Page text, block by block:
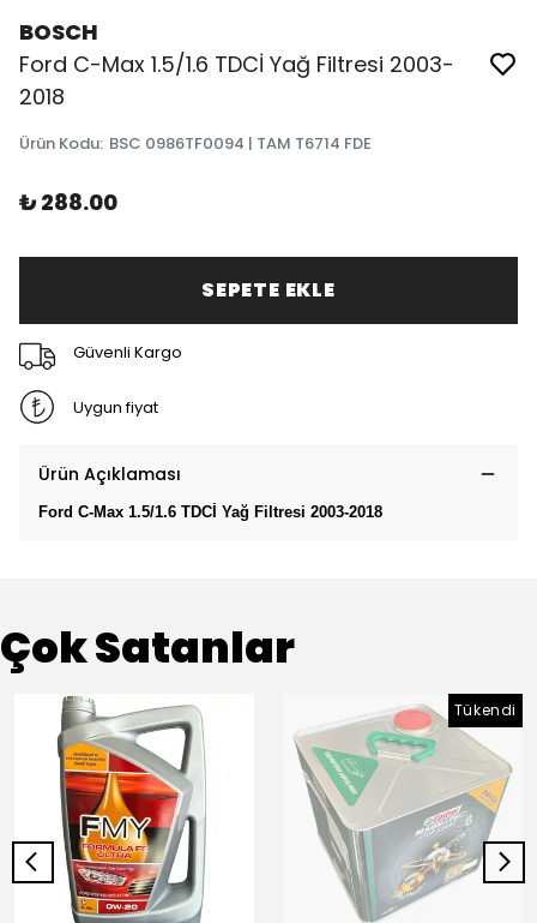
BOSCH
Ford C-Max 1.5/1.6 TDCİ Yağ Filtresi 2003-
2018
Ürün Kodu: BSC 0986TF0094 | TAM T6714 FDE
₺ 288.00
SEPETE EKLE
Güvenli Kargo
Uygun fiyat
Ürün Açıklaması
Ford C-Max 1.5/1.6 TDCİ Yağ Filtresi 2003-2018
Çok Satanlar
Tükendi